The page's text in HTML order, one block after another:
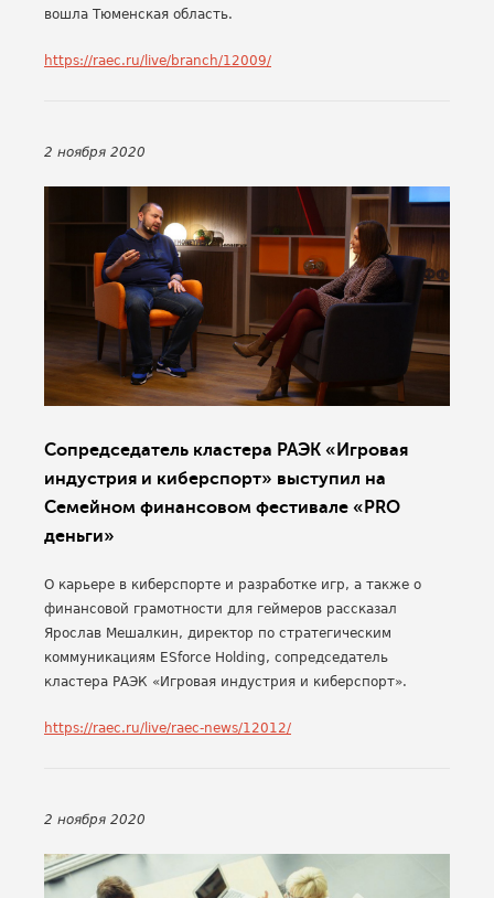
вошла Тюменская область.
https://raec.ru/live/branch/12009/
2 ноября 2020
Сопредседатель кластера РАЭК «Игровая
индустрия и киберспорт» выступил на
Семейном финансовом фестивале «PRO
деньги»
О карьере в киберспорте и разработке игр, а также о
финансовой грамотности для геймеров рассказал
Ярослав Мешалкин, директор по стратегическим
коммуникациям ESforce Holding, сопредседатель
кластера РАЭК «Игровая индустрия и киберспорт».
https://raec.ru/live/raec-news/12012/
2 ноября 2020